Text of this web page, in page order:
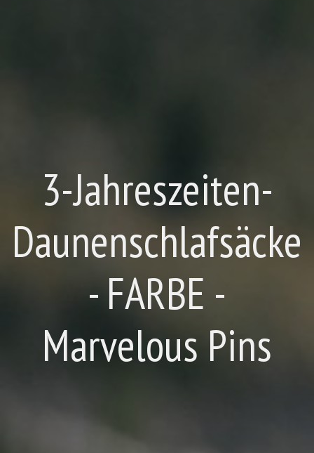
3-Jahreszeiten-
Daunenschlafsäcke
- FARBE -
Marvelous Pins